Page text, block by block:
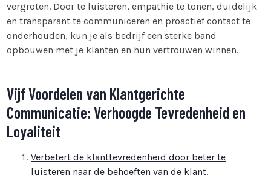
vergroten. Door te luisteren, empathie te tonen, duidelijk
en transparant te communiceren en proactief contact te
onderhouden, kun je als bedrijf een sterke band
opbouwen met je klanten en hun vertrouwen winnen.
Vijf Voordelen van Klantgerichte
Communicatie: Verhoogde Tevredenheid en
Loyaliteit
Verbetert de klanttevredenheid door beter te
luisteren naar de behoeften van de klant.